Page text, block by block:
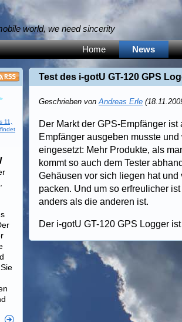
world, we need sincerity
Home News
Test des i-gotU GT-120 GPS
Geschrieben vonAndreas Erle
Der Markt der GPS-Empfänger
Empfänger ausgeben musste
eingesetzt: Mehr Produkte, als
kommt so auch dem Tester
Gehäusen vor sich liegen hat
packen. Und um so erfreulicher
anders als die anderen ist.
Der i-gotU GT-120 GPS Logger
11,